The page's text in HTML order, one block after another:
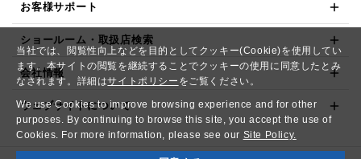
当社では、閲覧性向上などを目的としてクッキー(Cookie)を使用してい
ます。本サイトの閲覧を継続することでクッキーの使用に同意したとみ
なされます。詳細はサイトポリシー をご覧ください。
We use Cookies to improve browsing experience and for other
purposes. By continuing to browse this site, you accept the use of
Cookies. For more information, please see our Site Policy.
お客様サポート
ショールーム・取扱店検索
会社情報
ウェブサイトについて